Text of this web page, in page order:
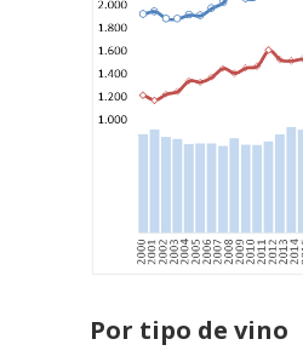
Por tipo de vino